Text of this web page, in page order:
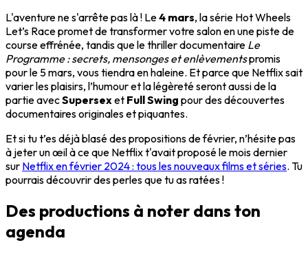
L'aventure ne s'arrête pas là ! Le4 mars, la série Hot Wheels
Let’s Race promet de transformer votre salon en une piste de
course effrénée, tandis que le thriller documentaire Le
Programme : secrets, mensonges et enlèvementspromis
pour le 5 mars, vous tiendra en haleine. Et parce que Netflix sait
varier les plaisirs, l’humour et la légèreté seront aussi de la
partie avecSupersexet Full Swing pour des découvertes
documentaires originales et piquantes.
Et si tu t’es déjà blasé des propositions de février, n’hésite pas
à jeter un œil à ce que Netflix t'avait proposé le mois dernier
sur Netflix en février 2024 : tous les nouveaux films et séries. Tu
pourrais découvrir des perles que tu as ratées !
Des productions à noter dans ton
agenda